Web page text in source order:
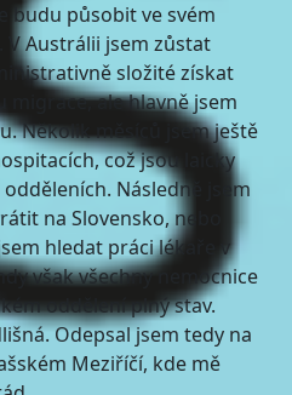
budu působit ve svém
Austrálii jsem zůstat
složité získat
migrace, ale hlavně jsem
Několik měsíců jsem ještě
což jsou laicky
Následně jsem
na Slovensko, nebo
hledat práci lékaře v
však všechny nemocnice
oddělení plný stav.
Odepsal jsem tedy na
Meziříčí, kde mě